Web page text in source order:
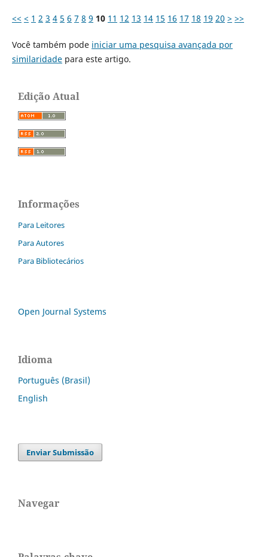
<< < 1 2 3 4 5 6 7 8 9 10 11 12 13 14 15 16 17 18 19 20 > >>
Você também pode iniciar uma pesquisa avançada por
similaridadepara este artigo.
Edição Atual
Informações
Para Leitores
Para Autores
Para Bibliotecários
Open Journal Systems
Idioma
Português (Brasil)
English
Enviar Submissão
Navegar